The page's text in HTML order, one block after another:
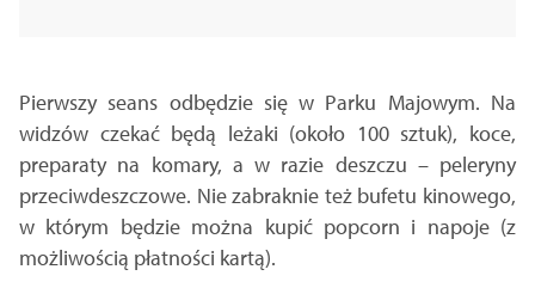
Pierwszy seans odbędzie się w Parku Majowym. Na
widzów czekać będą leżaki (około 100 sztuk), koce,
preparaty na komary, a w razie deszczu – peleryny
przeciwdeszczowe. Nie zabraknie też bufetu kinowego,
w którym będzie można kupić popcorn i napoje (z
możliwością płatności kartą).